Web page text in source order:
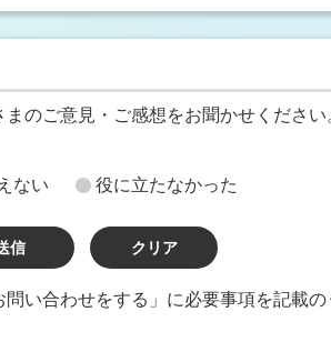
のご意見・ご感想をお聞かせください
ない 役に立たなかった
い合わせをする」に必要事項を記載の